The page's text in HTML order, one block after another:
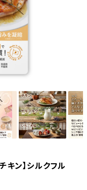
キン】シルクフル